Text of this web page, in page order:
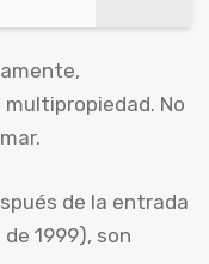
No
de la entrada
1999), son